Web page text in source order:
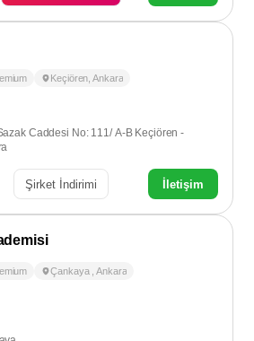
Keçiören ,Ankara
Caddesi No: 111/ A-B Keçiören -
Şirket İndirimi İletişim
Çankaya ,Ankara